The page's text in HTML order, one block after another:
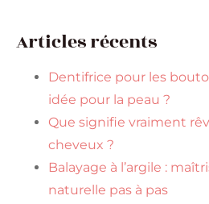
Articles récents
Dentifrice pour les
idée pour la peau ?
Que signifie vraiment
cheveux ?
Balayage à l’argile :
naturelle pas à pas